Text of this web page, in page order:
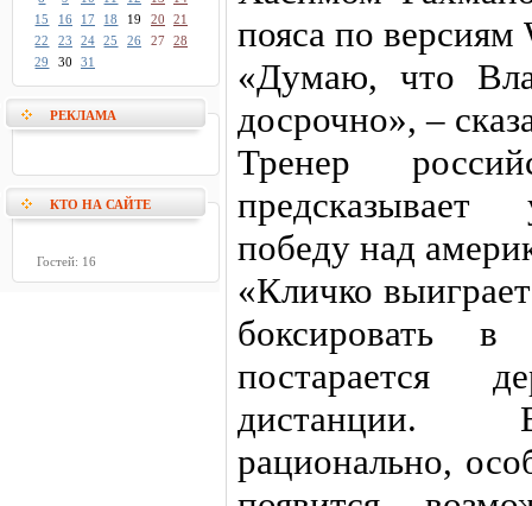
15
16 17 18 19 20
21
22
23 24 25 26 27
28
29
30 31
РЕКЛАМА
КТО НА САЙТЕ
Гостей: 16
пояса по
«Думаю, что
досрочно», –
Тренер
предсказывает
победу над
«Кличко
боксировать
постарается
дистанции.
рационально,